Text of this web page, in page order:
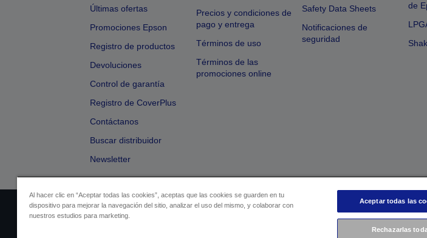
Últimas ofertas
Promociones Epson
Registro de productos
Devoluciones
Control de garantía
Registro de CoverPlus
Contáctanos
Buscar distribuidor
Newsletter
Precios y condiciones de
pago y entrega
Términos de uso
Términos de las
promociones online
Safety Data Sheets
Notificaciones de
seguridad
de
Identificación del vendedor Identificación de cumplimiento de los productos
Ponte en contacto con
Al hacer clic en “Aceptar todas las cookies”, aceptas que las cookies se guarden en tu
dispositivo para mejorar la navegación del sitio, analizar el uso del mismo, y colaborar con
nuestros estudios para marketing.
Aceptar todas las
Rechazarlas